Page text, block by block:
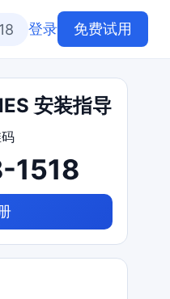
登录 免费试用
安装指导
1518